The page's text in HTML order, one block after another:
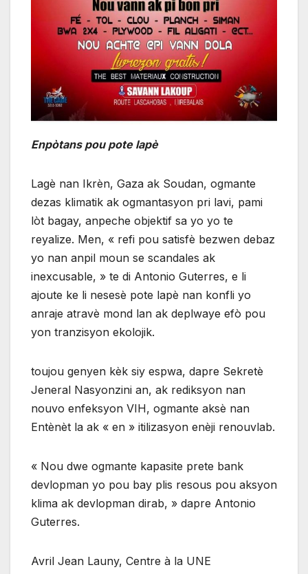
Enpòtans pou pote lapè
Lagè nan Ikrèn, Gaza ak Soudan, ogmante
dezas klimatik ak ogmantasyon pri lavi, pami
lòt bagay, anpeche objektif sa yo yo te
reyalize. Men, « refi pou satisfè bezwen debaz
yo nan anpil moun se scandales ak
inexcusable, » te di Antonio Guterres, e li
ajoute ke li nesesè pote lapè nan konfli yo
anraje atravè mond lan ak deplwaye efò pou
yon tranzisyon ekolojik.
toujou genyen kèk siy espwa, dapre Sekretè
Jeneral Nasyonzini an, ak rediksyon nan
nouvo enfeksyon VIH, ogmante aksè nan
Entènèt la ak « en » itilizasyon enèji renouvlab.
« Nou dwe ogmante kapasite prete bank
devlopman yo pou bay plis resous pou aksyon
klima ak devlopman dirab, » dapre Antonio
Guterres.
Avril Jean Launy, Centre à la UNE